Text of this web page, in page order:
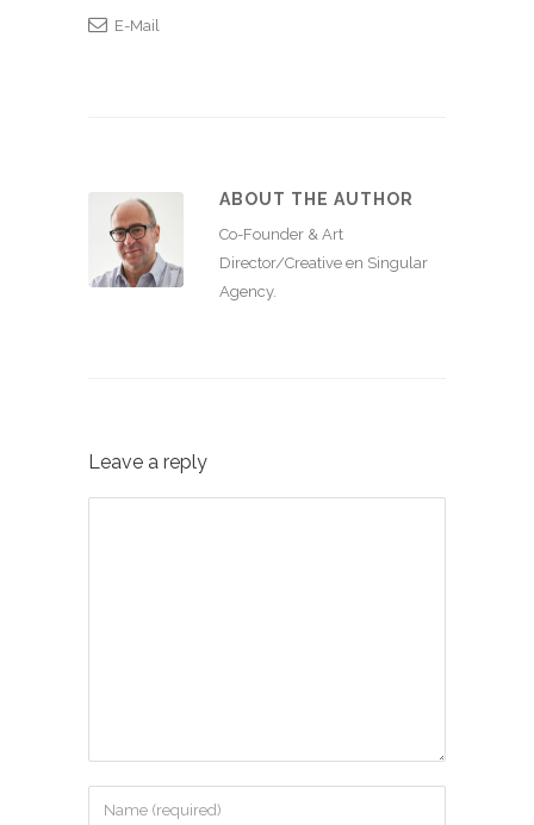
E-Mail
ABOUT THE AUTHOR
Co-Founder & Art
Director/Creative en Singular
Agency.
Leave a reply